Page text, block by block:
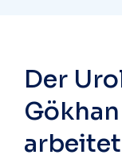
Der